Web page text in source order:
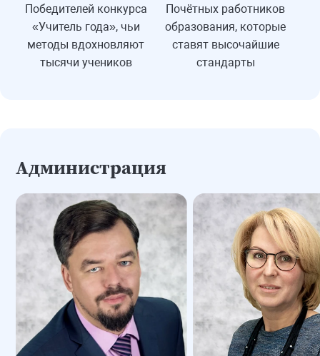
Победителей конкурса
«Учитель года», чьи
методы вдохновляют
тысячи учеников
Почётных работников
образования, которые
ставят высочайшие
стандарты
Администрация